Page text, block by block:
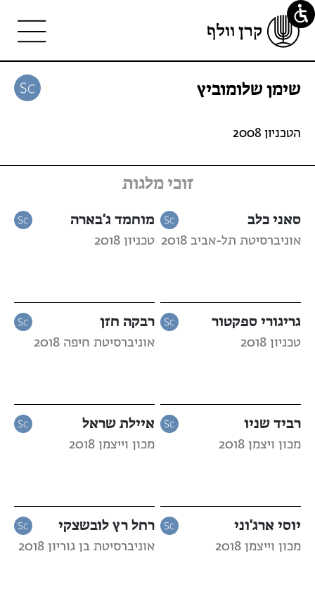
שימן שלומוביץ
הטכניון 2008
זוכי מלגות
סאני כלב
אוניברסיטת תל-אביב 2018
מוחמד ג'בארה
טכניון 2018
גריגורי ספקטור
טכניון 2018
רבקה חזן
אוניברסיטת חיפה 2018
רביד שניו
מכון ויצמן 2018
איילת שראל
מכון וייצמן 2018
יוסי ארג'וני
מכון וייצמן 2018
רחל רץ לובשצקי
אוניברסיטת בן גוריון 2018